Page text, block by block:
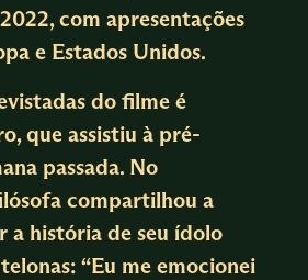
com apresentações
e Estados Unidos.
do filme é
que assistiu à pré-
passada. No
compartilhou a
a história de seu ídolo
“Eu me emocionei